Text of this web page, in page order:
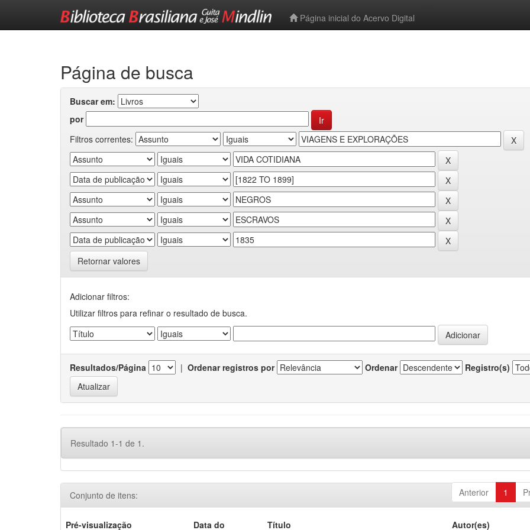
Página inicial do Acervo Digital
Página de busca
Buscar em:
por
Filtros correntes:
Retornar valores
Adicionar filtros:
Utilizar filtros para refinar o resultado de busca.
Resultados/Página | Ordenar registros por Ordenar Registro(s)
Resultado 1-1 de 1.
Anterior 1
Conjunto de itens:
Pré-visualização Data do Título Autor(es)